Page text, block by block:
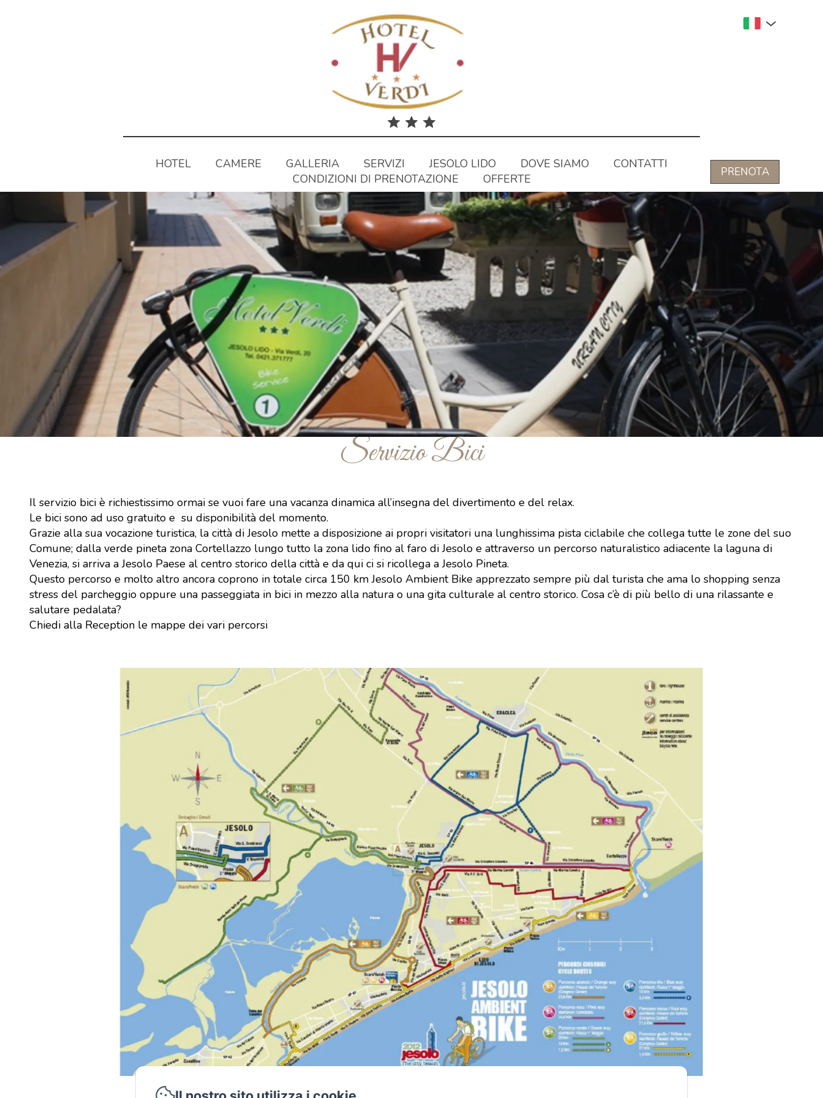
HOTEL CAMERE GALLERIA SERVIZI JESOLO LIDO DOVE SIAMO
CONTATTI
CONDIZIONI DI PRENOTAZIONE
OFFERTE PRENOTA
Servizio Bici
Il servizio bici è richiestissimo ormai se vuoi fare una vacanza dinamica all’insegna del divertimento e del relax.
Le bici sono ad uso gratuito e su disponibilità del momento.
Grazie alla sua vocazione turistica, la città di Jesolo mette a disposizione ai propri visitatori una lunghissima pista ciclabile che collega tutte le zone del suo
Comune; dalla verde pineta zona Cortellazzo lungo tutto la zona lido fino al faro di Jesolo e attraverso un percorso naturalistico adiacente la laguna di
Venezia, si arriva a Jesolo Paese al centro storico della città e da qui ci si ricollega a Jesolo Pineta.
Questo percorso e molto altro ancora coprono in totale circa 150 km Jesolo Ambient Bike apprezzato sempre più dal turista che ama lo shopping senza
stress del parcheggio oppure una passeggiata in bici in mezzo alla natura o una gita culturale al centro storico. Cosa c’è di più bello di una rilassante e
salutare pedalata?
Chiedi alla Reception le mappe dei vari percorsi